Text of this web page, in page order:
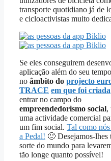
transporte quotidiano já de
e cicloactivistas muito
Se eles conseguirem
aplicação além do seu
no âmbito do projecto
TRACE em que foi criada
entrar no campo do
empreendedorismo social,
uma actividade comercial
um fim social. Tal como
a Pedal! 🙂 Desejamos-lhes
sorte do mundo para
tão longe quanto possível!